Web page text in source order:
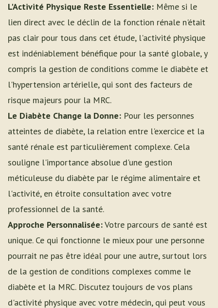
L'Activité Physique Reste Essentielle: Même si le
lien direct avec le déclin de la fonction rénale n'était
pas clair pour tous dans cet étude, l'activité physique
est indéniablement bénéfique pour la santé globale, y
compris la gestion de conditions comme le diabète et
l'hypertension artérielle, qui sont des facteurs de
risque majeurs pour la MRC.
Le Diabète Change la Donne: Pour les personnes
atteintes de diabète, la relation entre l'exercice et la
santé rénale est particulièrement complexe. Cela
souligne l'importance absolue d'une gestion
méticuleuse du diabète par le régime alimentaire et
l'activité, en étroite consultation avec votre
professionnel de la santé.
Approche Personnalisée:Votre parcours de santé est
unique. Ce qui fonctionne le mieux pour une personne
pourrait ne pas être idéal pour une autre, surtout lors
de la gestion de conditions complexes comme le
diabète et la MRC. Discutez toujours de vos plans
d'activité physique avec votre médecin, qui peut vous